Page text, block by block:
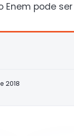
Enem pode
2018